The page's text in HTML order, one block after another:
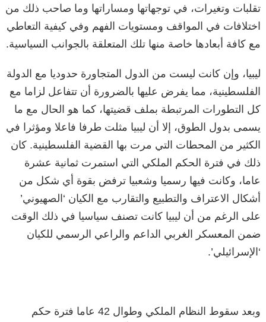
تقلبات وتغيرات، في توجهاتها ومساراتها وما صاحب ذلك من
اختلافات في المواقف ومستويات الفهم وفي كيفية التعاطي
مع كافة أبعادها خاصة منها تلك المتعلقة بالجوانب السياسية.
ليبيا، وإن كانت ليست من الدول المتجاورة حدوديا مع الدولة
الفلسطينية، مما يفرض عليها بالضرورة أن تتفاعل لزاما مع
كل التطورات المرتبطة بملف قضيتها، كما هو الحال مع ما
يسمى بدول الطوق، إلا أن ليبيا مثلت طرفا فاعلا ومؤثرا في
الكثير من المحطات التي مرت بها القضية الفلسطينية. كان
ذلك في فترة الحكم الملكي التي استمرت ثمانية عشرة
عاما، وكانت فيها رسميا وشعبيا ترفض بقوة أي شكل من
أشكال الاعتراف والتطبيع والتقارب مع الكيان ‘الصهيوني’
على الرغم من أن ليبيا كانت تصنف سياسيا في ذلك الوقت
ضمن المعسكر الغربي الداعم والراعي الرسمي للكيان
‘الإسرائيلي’.
وبعد سقوط النظام الملكي وطوال 42 عاما فترة حكم